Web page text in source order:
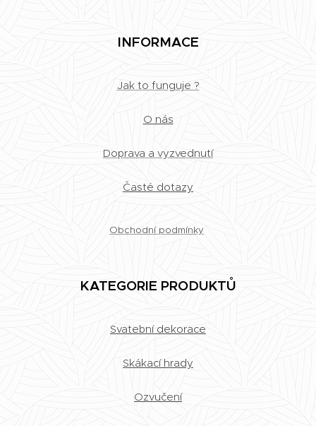
INFORMACE
Jak to funguje ?
O nás
Doprava a vyzvednutí
Časté dotazy
Obchodní podmínky
KATEGORIE PRODUKTŮ
Svatební dekorace
Skákací hrady
Ozvučení